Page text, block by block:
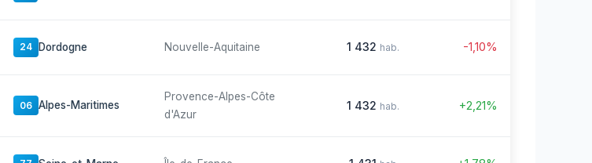
24 Dordogne Nouvelle-Aquitaine 1 432 hab. -1,10%
06 Alpes-Maritimes
Provence-Alpes-Côte
d'Azur
1 432 hab. +2,21%